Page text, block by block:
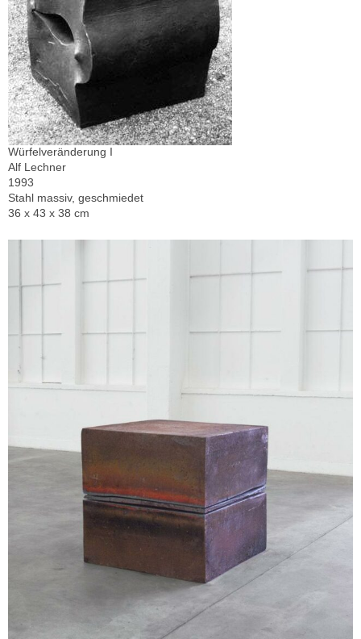
Würfelveränderung I
Alf Lechner
1993
Stahl massiv, geschmiedet
36 x 43 x 38 cm